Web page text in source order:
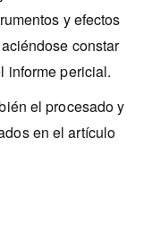
y efectos
constar
informe pericial.
el procesado y
en el artículo